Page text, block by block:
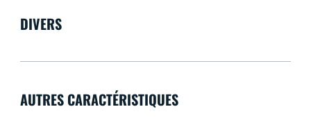
DIVERS
AUTRES CARACTÉRISTIQUES